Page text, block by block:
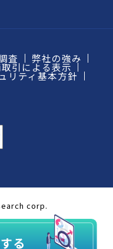
査 弊社の強み
引による表示
リティ基本方針
corp.